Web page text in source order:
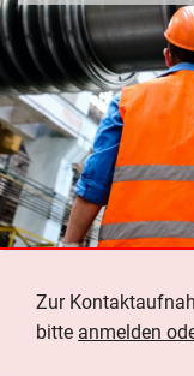
Zur
bitte anmelden